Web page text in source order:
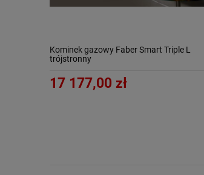
Kominek gazowy Faber Smart Triple L
trójstronny
17 177,00 zł